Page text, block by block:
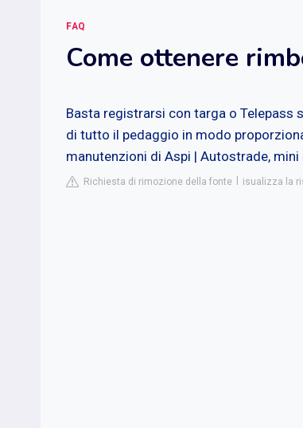
FAQ
Come ottenere
Basta registrarsi con targa o Telepass
di tutto il pedaggio in modo
manutenzioni di Aspi | Autostrade,
Richiesta di rimozione della fonte isualizza la